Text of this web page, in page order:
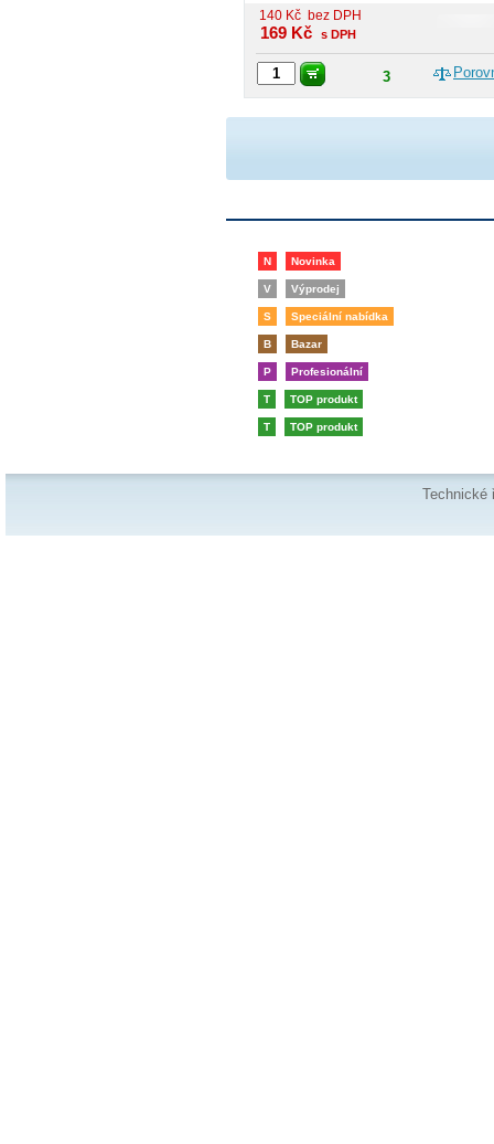
140 Kč bez DPH
169 Kč s DPH
3
N Novinka
V Výprodej
S Speciální nabídka
B Bazar
P Profesionální
T TOP produkt
T TOP produkt